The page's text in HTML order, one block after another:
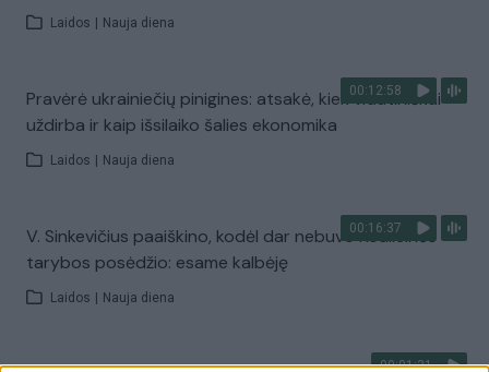
Laidos Nauja diena
00:12:58
Pravėrė ukrainiečių pinigines: atsakė, kiek vidutiniškai
uždirba ir kaip išsilaiko šalies ekonomika
Laidos Nauja diena
00:16:37
V. Sinkevičius paaiškino, kodėl dar nebuvo Koalicinės
tarybos posėdžio: esame kalbėję
Laidos Nauja diena
00:01:31